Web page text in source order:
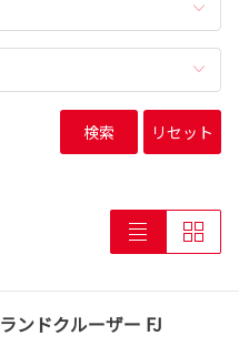
検索 リセット
ランドクルーザー FJ